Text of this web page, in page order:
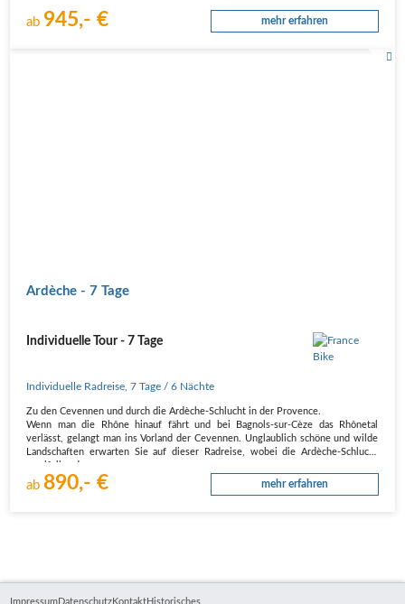
ab 945,- € mehr erfahren
Ardèche - 7 Tage
Individuelle Tour - 7 Tage
Individuelle Radreise ,7 Tage / 6 Nächte
Zu den Cevennen und durch die Ardèche-Schlucht in der Provence.
Wenn man die Rhône hinauf fährt und bei Bagnols-sur-Cèze das Rhônetal
verlässt, gelangt man ins Vorland der Cevennen. Unglaublich schöne und wilde
Landschaften erwarten Sie auf dieser Radreise, wobei die Ardèche-Schlucht
ab 890,- € mehr erfahren
Impressum Datenschutz Kontakt Historisches